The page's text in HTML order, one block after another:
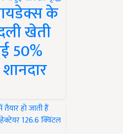
के
खेती
50%